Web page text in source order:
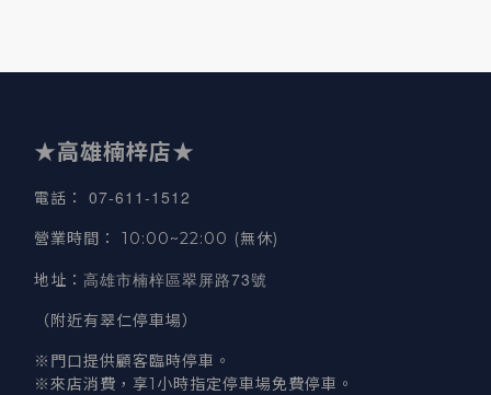
★高雄楠梓店★
電話 ： 07-611-1512
營業時間 ： 10:00~22:00 (無休)
地址 ： 高雄市楠梓區翠屏路73號
（附近有翠仁停車場）
※門口提供顧客臨時停車。
※來店消費，享1小時指定停車場免費停車。